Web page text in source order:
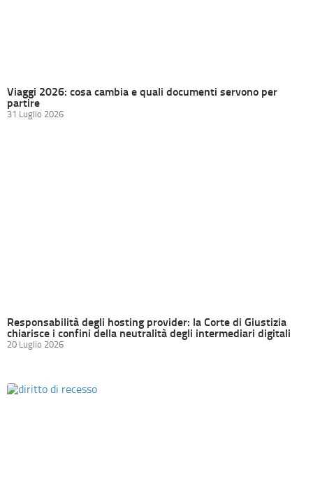
Viaggi 2026: cosa cambia e quali documenti servono per
partire
31 Luglio 2026
Responsabilità degli hosting provider: la Corte di Giustizia
chiarisce i confini della neutralità degli intermediari digitali
20 Luglio 2026